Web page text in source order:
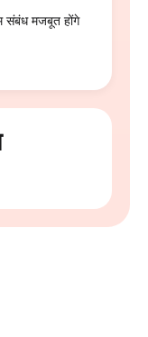
संबंध मजबूत होंगे